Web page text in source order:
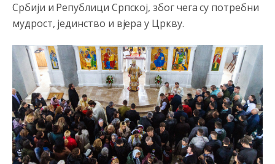
Србији и Републици Српској, због чега су потребни
мудрост, јединство и вјера у Цркву.
Анонимно2807323 8/6/2026 9:51
Vise je Republika SRPSKA drzava nego Kosovo. Sa
niko sa 23 posto federacije to ne moze u Republici
Srpskoj. Zato zivjela REPUBLIKA SRPSKA
Анонимно2807441 8/6/2026 10:21
муслимански екстремиста,шта он има са тзв Косовом?
Анонимно2807447 8/6/2026 10:21
Откуд онолико увече арапа по Палама са комплет
породицама?